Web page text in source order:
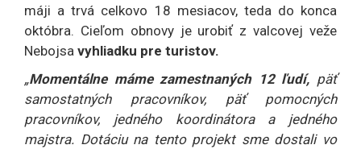
máji a trvá celkovo 18 mesiacov, teda do konca
októbra. Cieľom obnovy je urobiť z valcovej veže
Nebojsa vyhliadku pre turistov.
„Momentálne máme zamestnaných 12 ľudí, päť
samostatných pracovníkov, päť pomocných
pracovníkov, jedného koordinátora a jedného
majstra. Dotáciu na tento projekt sme dostali vo